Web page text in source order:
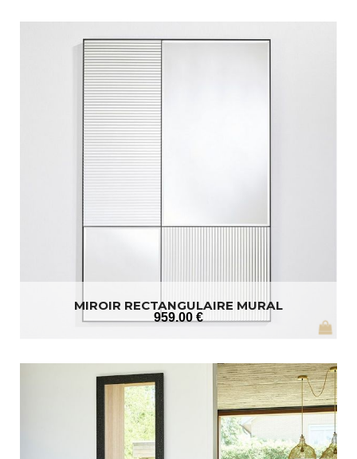
MIROIR RECTANGULAIRE MURAL
959.00 €